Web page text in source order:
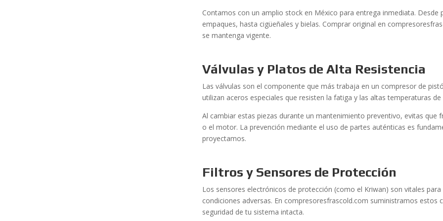
Contamos con un amplio stock en México para entrega inmediata. Desde
empaques, hasta cigüeñales y bielas. Comprar original en
se mantenga vigente.
Válvulas y Platos de Alta Resistencia
Las válvulas son el componente que más trabaja en un compresor de
utilizan aceros especiales que resisten la fatiga y las altas temperaturas
Al cambiar estas piezas durante un mantenimiento preventivo, evitas que
o el motor. La prevención mediante el uso de partes auténticas es
proyectamos.
Filtros y Sensores de Protección
Los sensores electrónicos de protección (como el Kriwan) son vitales
condiciones adversas. En compresoresfrascold.com suministramos
seguridad de tu sistema intacta.